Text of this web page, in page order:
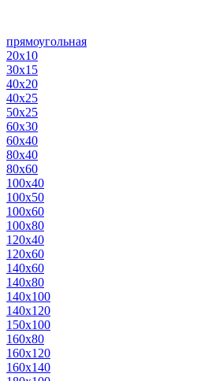
прямоугольная
20х10
30х15
40х20
40х25
50х25
60х30
60х40
80х40
80х60
100х40
100х50
100х60
100х80
120х40
120х60
140х60
140х80
140х100
140х120
150х100
160х80
160х120
160х140